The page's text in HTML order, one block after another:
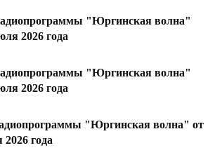
"Юргинская волна"
2026 года
"Юргинская волна"
2026 года
"Юргинская волна" от
года